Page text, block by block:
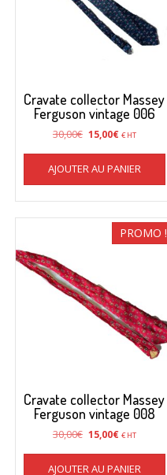
Cravate collector Massey
Ferguson vintage 006
30,00€ Le
était :
30,00€.
15,00€Le
est :
15,00€.
€ HT
AJOUTER AU PANIER
PROMO !
Cravate collector Massey
Ferguson vintage 008
30,00€ Le
15,00€Le
€ HT
AJOUTER AU PANIER